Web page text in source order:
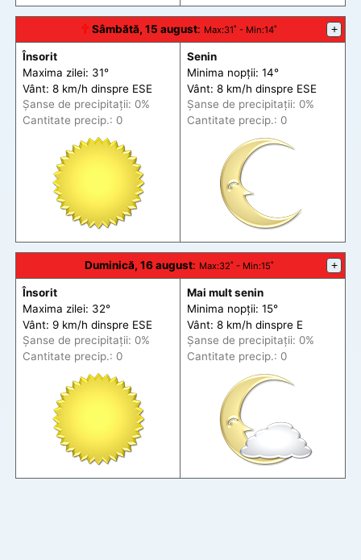
🕆 Sâmbătă, 15 august: Max:31˚ - Min:14˚ +
Însorit
Maxima zilei: 31°
Vânt: 8 km/h dinspre ESE
Șanse de precipitații: 0%
Cantitate precip.: 0
Senin
Minima nopții: 14°
Vânt: 8 km/h dinspre ESE
Șanse de precipitații: 0%
Cantitate precip.: 0
Duminică, 16 august: Max:32˚ - Min:15˚ +
Însorit
Maxima zilei: 32°
Vânt: 9 km/h dinspre ESE
Șanse de precipitații: 0%
Cantitate precip.: 0
Mai mult senin
Minima nopții: 15°
Vânt: 8 km/h dinspre E
Șanse de precipitații: 0%
Cantitate precip.: 0